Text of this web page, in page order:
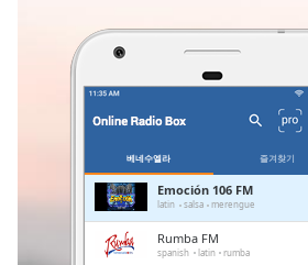
Remaining
베네수엘라 즐겨찾기
Emoción 106 FM
latin salsa merengue
Rumba FM
spanish latin rumba